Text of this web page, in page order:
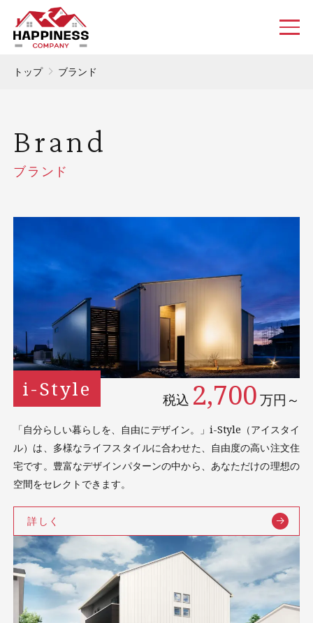
トップ ブランド
ブランド
Brand
i-Style 税込 2,700万円～
「自分らしい暮らしを、自由にデザイン。」i-Style（アイスタイ
ル）は、多様なライフスタイルに合わせた、自由度の高い注文住
宅です。豊富なデザインパターンの中から、あなただけの理想の
空間をセレクトできます。
詳しく